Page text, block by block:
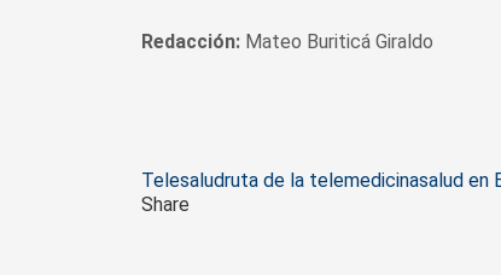
Redacción: Mateo Buriticá Giraldo
Tags
Telesaludruta de la telemedicinasalud en
Share